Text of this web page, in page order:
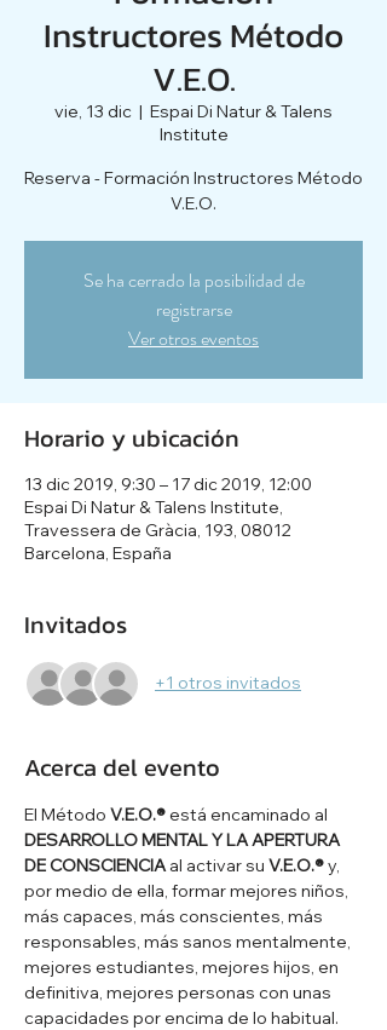
Instructores Método
V.E.O.
vie, 13 dic
  |
Espai Di Natur & Talens
Institute
Reserva - Formación Instructores Método
V.E.O.
Se ha cerrado la posibilidad de
registrarse
Ver otros eventos
Horario y ubicación
13 dic 2019, 9:30 – 17 dic 2019, 12:00
Espai Di Natur & Talens Institute,
Travessera de Gràcia, 193, 08012
Barcelona, España
Invitados
+1 otros invitados
Acerca del evento
El Método V.E.O.® está encaminado al
DESARROLLO MENTAL Y LA APERTURA
DE CONSCIENCIA al activar su V.E.O.® y,
por medio de ella, formar mejores niños,
más capaces, más conscientes, más
responsables, más sanos mentalmente,
mejores estudiantes, mejores hijos, en
definitiva, mejores personas con unas
capacidades por encima de lo habitual.